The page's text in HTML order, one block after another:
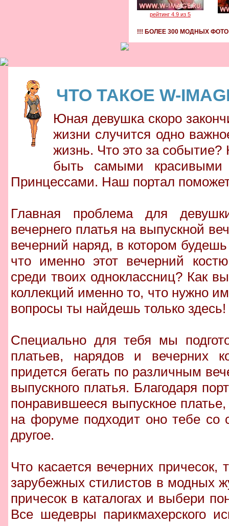
рейтинг 4.9 из 5
!!! БОЛЕЕ 300 МОДНЫХ
ЧТО ТАКОЕ W-
Юная девушка скоро
жизни случится одно
жизнь. Что это за
быть самыми красивыми
Принцессами. Наш портал
Главная проблема для
вечернего платья на выпускной
вечерний наряд, в котором
что именно этот вечерний
среди твоих одноклассниц? Как
коллекций именно то, что нужно
вопросы ты найдешь только здесь!
Специально для тебя мы
платьев, нарядов и вечерних
придется бегать по различным
выпускного платья. Благодаря
понравившееся выпускное
на форуме подходит оно тебе со
другое.
Что касается вечерних
зарубежных стилистов в модных
причесок в каталогах и выбери
Все шедевры парикмахерского